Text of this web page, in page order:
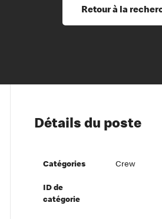
Les Arches du savoir
Notre vision à l’égard de nos employés
Nos principes directeurs
Diversité, équité et inclusion
Santé et sécurité au travail
Accommodements
Retour à la
Détails du poste
Catégories Crew
ID de
catégorie